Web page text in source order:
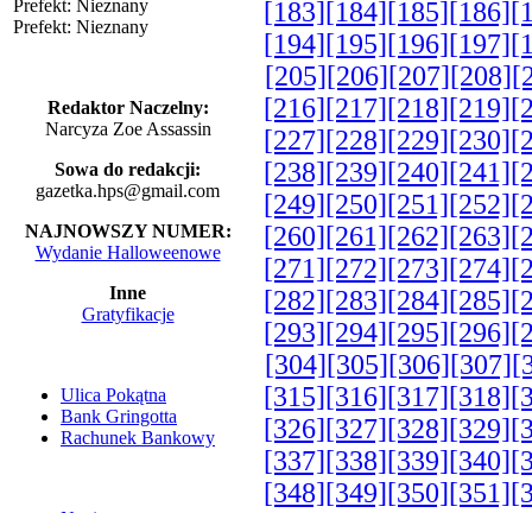
Prefekt: Nieznany
Prefekt: Nieznany
Redaktor Naczelny:
Narcyza Zoe Assassin
Sowa do redakcji:
gazetka.hps@gmail.com
NAJNOWSZY NUMER:
Wydanie Halloweenowe
Inne
Gratyfikacje
Ulica Pokątna
Bank Gringotta
Rachunek Bankowy
[183][184][185][186]
[194][195][196][197]
[205][206][207][208]
[216][217][218][219]
[227][228][229][230]
[238][239][240][241]
[249][250][251][252]
[260][261][262][263]
[271][272][273][274]
[282][283][284][285]
[293][294][295][296]
[304][305][306][307]
[315][316][317][318]
[326][327][328][329]
[337][338][339][340]
[348][349][350][351]